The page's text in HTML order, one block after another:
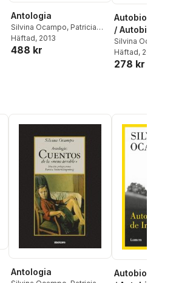
Antologia
Silvina Ocampo, Patricia
Nisbet Klingenberg
Häftad, 2013
488 kr
Autobiografía
/
Irene
Silvina Ocampo
Häftad, 2024
278 kr
Antologia
Autobiografía